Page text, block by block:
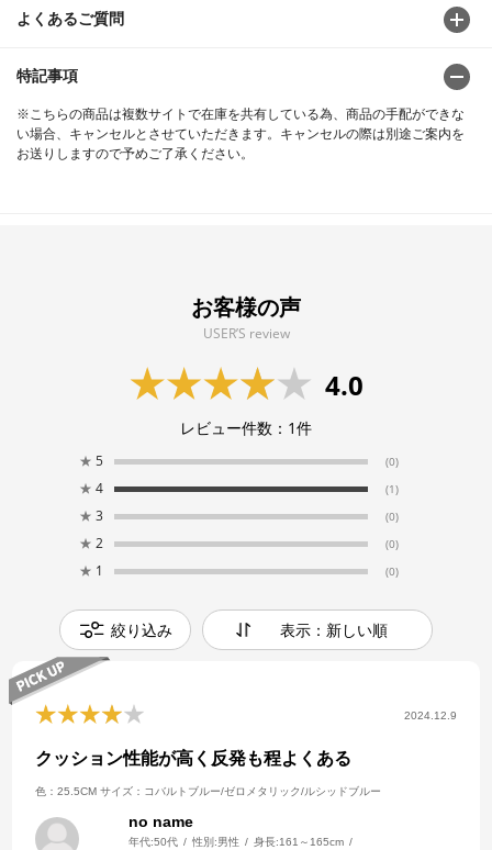
よくあるご質問
特記事項
※こちらの商品は複数サイトで在庫を共有している為、商品の手配ができな
い場合、キャンセルとさせていただきます。キャンセルの際は別途ご案内を
お送りしますので予めご了承ください。
お客様の声
USER’S review
4.0
レビュー件数： 1件
★ 5 (0)
★ 4 (1)
★ 3 (0)
★ 2 (0)
★ 1 (0)
絞り込み 表示：新しい順
2024.12.9
クッション性能が高く反発も程よくある
色：25.5CM サイズ：コバルトブルー/ゼロメタリック/ルシッドブルー
no name
年代:50代 性別:男性 身長:161～165cm